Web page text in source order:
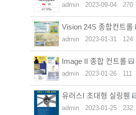
admin 2023-09-04 270
Vision 24S 종합컨트롤
admin 2023-01-31 124
Image II 종합 컨트롤
admin 2023-01-26 111
유러스I 초대형 실링휀
admin 2023-01-25 232